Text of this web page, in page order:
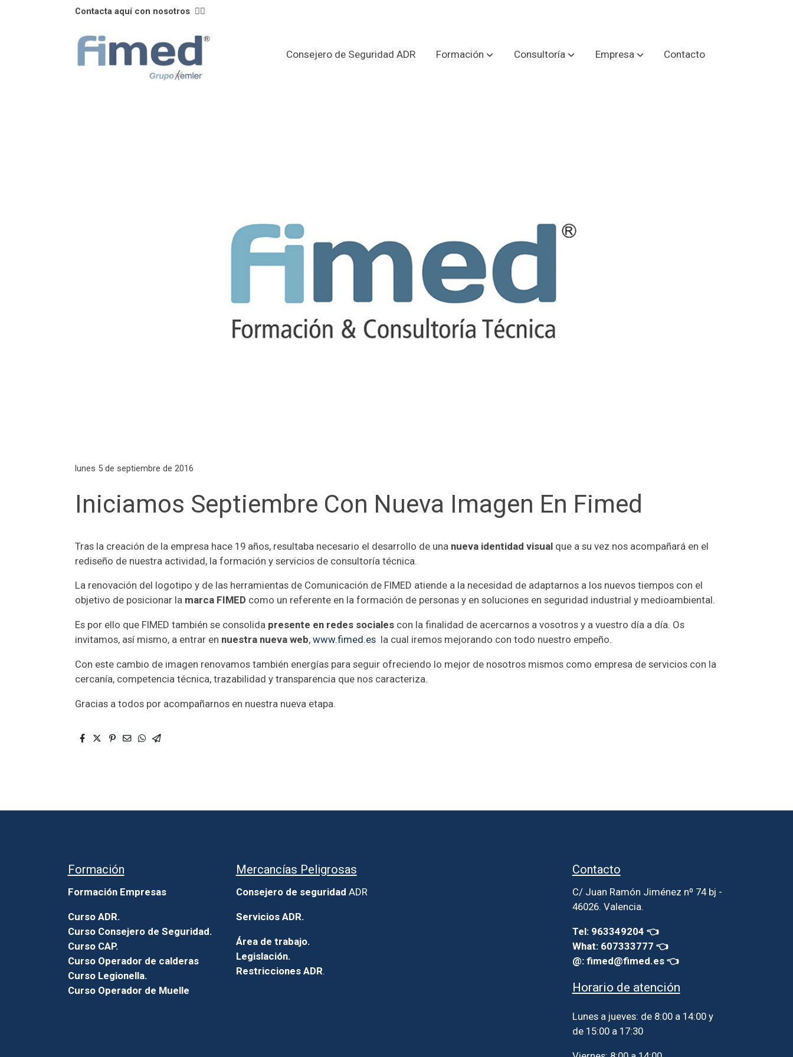
Contacta aquí con nosotros 👈🏼
Consejero de Seguridad ADR Formación Consultoría Empresa Contacto
lunes 5 de septiembre de 2016
Iniciamos Septiembre Con Nueva Imagen En Fimed
Tras la creación de la empresa hace 19 años, resultaba necesario el desarrollo de una nueva identidad visual que a su vez nos acompañará en el
rediseño de nuestra actividad, la formación y servicios de consultoría técnica.
La renovación del logotipo y de las herramientas de Comunicación de FIMED atiende a la necesidad de adaptarnos a los nuevos tiempos con el
objetivo de posicionar la marca FIMED como un referente en la formación de personas y en soluciones en seguridad industrial y medioambiental.
Es por ello que FIMED también se consolida presente en redes sociales con la finalidad de acercarnos a vosotros y a vuestro día a día. Os
invitamos, así mismo, a entrar en nuestra nueva web,www.fimed.es la cual iremos mejorando con todo nuestro empeño.
Con este cambio de imagen renovamos también energías para seguir ofreciendo lo mejor de nosotros mismos como empresa de servicios con la
cercanía, competencia técnica, trazabilidad y transparencia que nos caracteriza.
Gracias a todos por acompañarnos en nuestra nueva etapa.
Formación
Formación Empresas
Curso ADR.
Curso Consejero de Seguridad.
Curso CAP.
Curso Operador de calderas
Curso Legionella.
Curso Operador de Muelle
Mercancías Peligrosas
Consejero de seguridad ADR
Servicios ADR.
Área de trabajo.
Legislación.
Restricciones ADR.
Contacto
C/ Juan Ramón Jiménez nº 74 bj -
46026. Valencia.
Tel: 963349204 👈
What: 607333777 👈
@: fimed@fimed.es 👈
Horario de atención
Lunes a jueves: de 8:00 a 14:00 y
de 15:00 a 17:30